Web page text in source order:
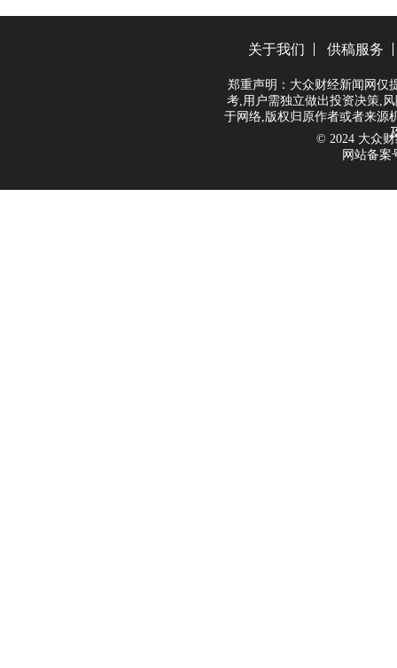
关于我们 供稿服务
郑重声明：大众财经新闻网仅
考,用户需独立做出投资决策,
于网络,版权归原作者或者来源
© 2024 大众财
网站备案